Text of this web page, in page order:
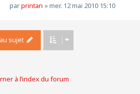
parprintan »mer. 12 mai 2010 15:10
sujet
à l’index du forum